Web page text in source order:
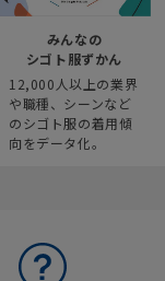
みんなの
シゴト服ずかん
12,000人以上の業界
や職種、シーンなど
のシゴト服の着用傾
向をデータ化。